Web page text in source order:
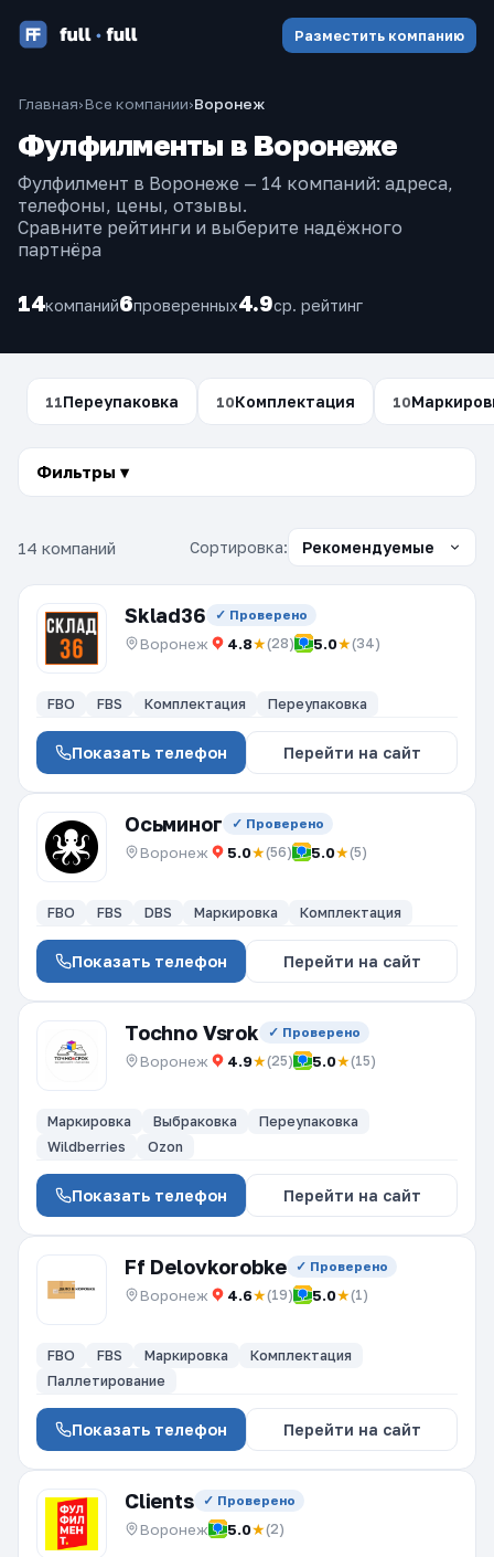
Разместить компанию
Главная›Все компании›Воронеж
Фулфилменты в Воронеже
Фулфилмент в Воронеже — 14 компаний: адреса,
телефоны, цены, отзывы.
Сравните рейтинги и выберите надёжного
партнёра
14компаний6проверенных4.9ср. рейтинг
11Переупаковка 10Комплектация 10
Фильтры ▾
14 компаний Сортировка:
Sklad36 ✓ Проверено
Воронеж 4.8★(28) 5.0★(34)
FBO FBS Комплектация Переупаковка
Показать телефон Перейти на сайт
Осьминог ✓ Проверено
Воронеж 5.0★(56) 5.0★(5)
FBO FBS DBS Маркировка Комплектация
Показать телефон Перейти на сайт
Tochno Vsrok ✓ Проверено
Воронеж 4.9★(25) 5.0★(15)
Маркировка Выбраковка
Переупаковка
Wildberries
Ozon
Показать телефон Перейти на сайт
Ff Delovkorobke ✓ Проверено
Воронеж 4.6★(19) 5.0★(1)
FBO FBS Маркировка
Комплектация
Паллетирование
Показать телефон Перейти на сайт
Clients ✓ Проверено
Воронеж 5.0★(2)